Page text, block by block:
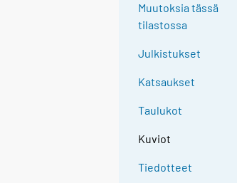
Muutoksia tässä
tilastossa
Julkistukset
Katsaukset
Taulukot
Kuviot
Tiedotteet